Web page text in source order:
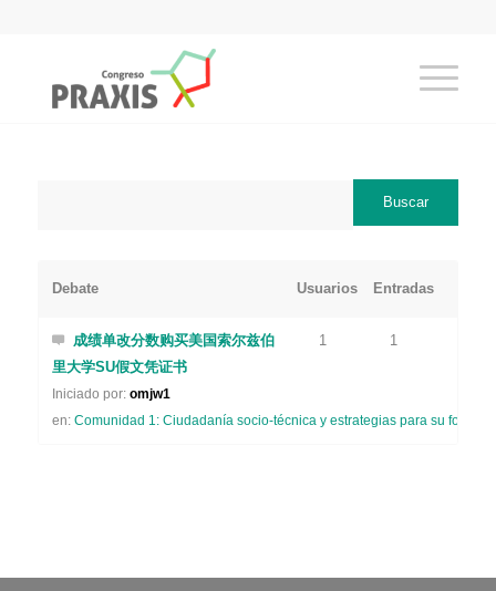
Debate Usuarios Entradas
成绩单改分数购买美国索尔兹伯
里大学SU假文凭证书
Iniciado por: omjw1
en: Comunidad 1: Ciudadanía socio-técnica y estrategias para su
1 1